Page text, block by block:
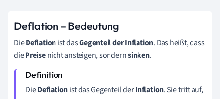
Deflation – Bedeutung
DieDeflationist dasGegenteil der Inflation. Das heißt, dass
diePreisenicht ansteigen, sondernsinken.
DieDeflationist das Gegenteil derInflation. Sie tritt auf,